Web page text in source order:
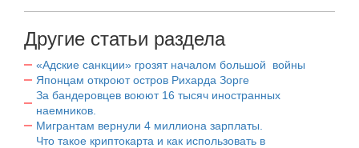
Другие статьи раздела
«Адские санкции» грозят началом большой войны
Японцам откроют остров Рихарда Зорге
За бандеровцев воюют 16 тысяч иностранных
наемников.
Мигрантам вернули 4 миллиона зарплаты.
Что такое криптокарта и как использовать в